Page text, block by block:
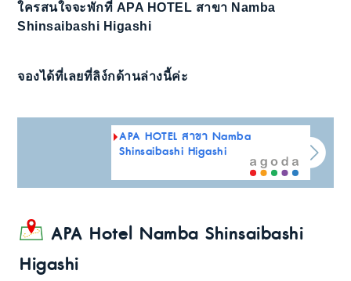
ใครสนใจจะพักที่ APA HOTEL สาขา Namba
Shinsaibashi Higashi
จองได้ที่เลยที่ลิง์กด้านล่างนี้ค่ะ
APA HOTEL สาขา Namba
Shinsaibashi Higashi
APA Hotel Namba Shinsaibashi
Higashi